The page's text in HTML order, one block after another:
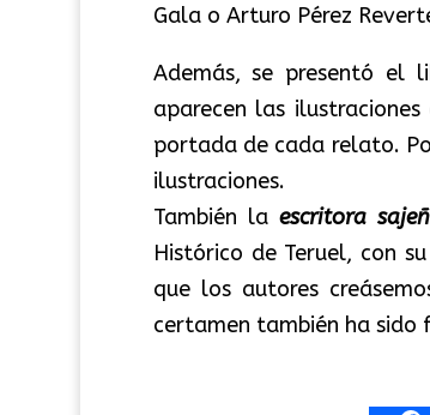
Gala o Arturo Pérez
Además, se presentó el
aparecen las
portada de cada relato.
ilustraciones.
También laescritora
Histórico de Teruel, con
que los autores
certamen también ha